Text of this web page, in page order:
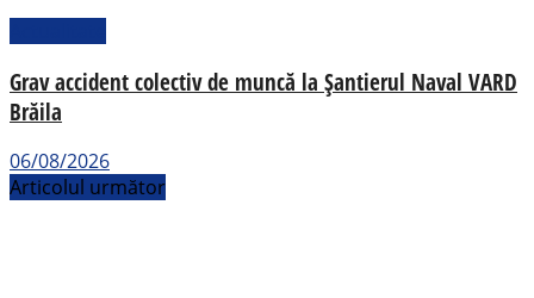
Grav accident colectiv de muncă la Șantierul Naval VARD
Brăila
06/08/2026
Articolul următor